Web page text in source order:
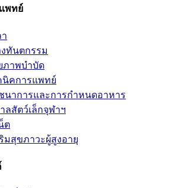
พทย์
ทันตกรรม
ภาพบำบัด
นิคการแพทย์
นาการและการกำหนดอาหาร
ลสัตว์เล็กจุฬาฯ
ต
มสุขภาวะผู้สูงอายุ